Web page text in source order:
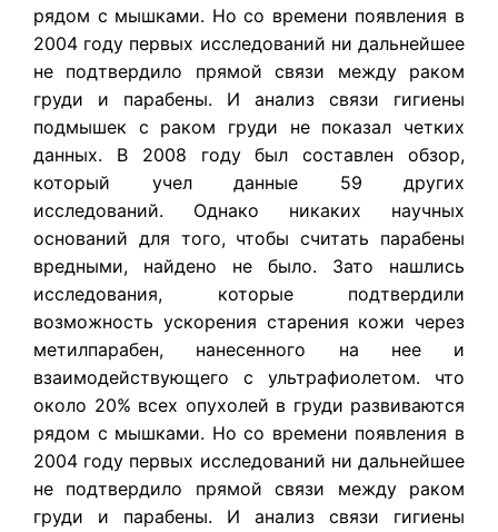
рядом с мышками. Но со времени появления в
2004 году первых исследований ни дальнейшее
не подтвердило прямой связи между раком
груди и парабены. И анализ связи гигиены
подмышек с раком груди не показал четких
данных. В 2008 году был составлен обзор,
который учел данные 59 других
исследований. Однако никаких научных
оснований для того, чтобы считать парабены
вредными, найдено не было. Зато нашлись
исследования, которые подтвердили
возможность ускорения старения кожи через
метилпарабен, нанесенного на нее и
взаимодействующего с ультрафиолетом. что
около 20% всех опухолей в груди развиваются
рядом с мышками. Но со времени появления в
2004 году первых исследований ни дальнейшее
не подтвердило прямой связи между раком
груди и парабены. И анализ связи гигиены